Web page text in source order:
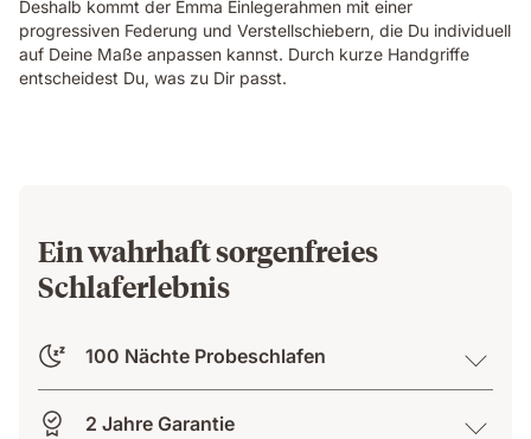
Deshalb kommt der Emma Einlegerahmen mit einer
progressiven Federung und Verstellschiebern, die Du individuell
auf Deine Maße anpassen kannst. Durch kurze Handgriffe
entscheidest Du, was zu Dir passt.
Ein wahrhaft sorgenfreies
Schlaferlebnis
100 Nächte Probeschlafen
2 Jahre Garantie